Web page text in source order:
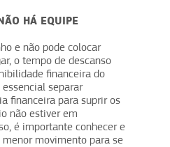
HÁ EQUIPE
e não pode colocar
o tempo de descanso
financeira do
separar
financeira para suprir os
não estiver em
é importante conhecer e
movimento para se